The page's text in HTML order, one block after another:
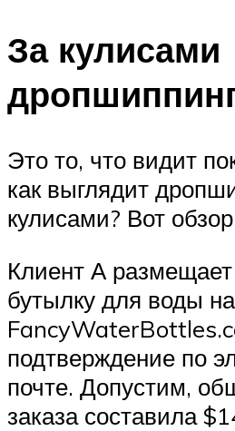
За кулисами
Это то, что видит
как выглядит
кулисами? Вот
Клиент А размещает
бутылку для воды
подтверждение по
почте. Допустим,
заказа составила